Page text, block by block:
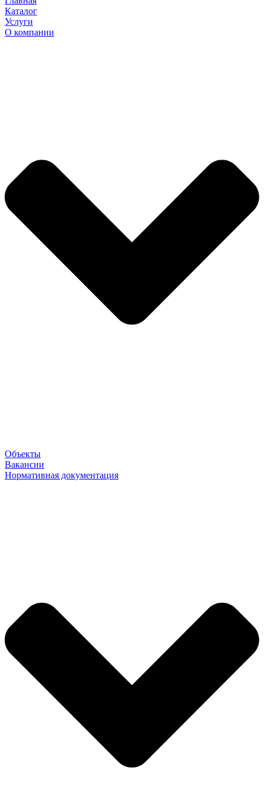
Каталог
Услуги
О компании
Объекты
Вакансии
Нормативная документация